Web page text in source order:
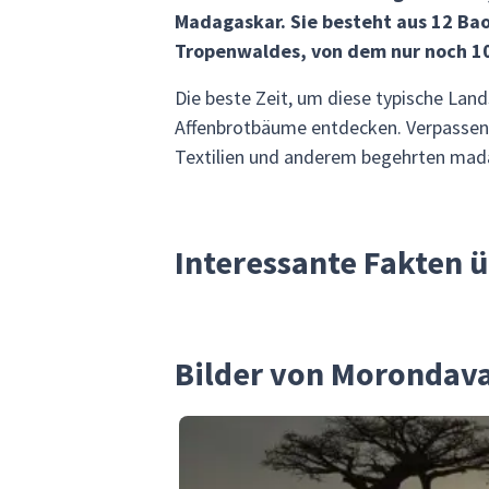
Madagaskar. Sie besteht aus 12
Tropenwaldes, von dem nur noch
Die beste Zeit, um diese typische
Affenbrotbäume entdecken.
Textilien und anderem begehrten
Interessante Fakten
Bilder von